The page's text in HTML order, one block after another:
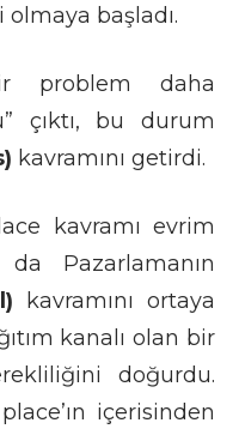
olmaya başladı.
problem daha
çıktı, bu durum
kavramını getirdi.
kavramı evrim
Pazarlamanın
kavramını ortaya
kanalı olan bir
doğurdu.
içerisinden